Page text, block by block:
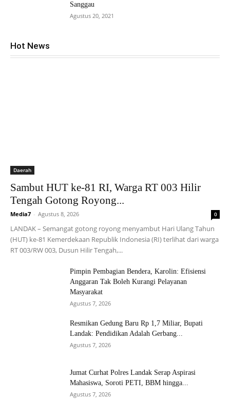
Sanggau
Agustus 20, 2021
Hot News
Daerah
Sambut HUT ke-81 RI, Warga RT 003 Hilir
Tengah Gotong Royong...
Media7 - Agustus 8, 2026 0
LANDAK – Semangat gotong royong menyambut Hari Ulang Tahun
(HUT) ke-81 Kemerdekaan Republik Indonesia (RI) terlihat dari warga
RT 003/RW 003, Dusun Hilir Tengah,...
Pimpin Pembagian Bendera, Karolin: Efisiensi
Anggaran Tak Boleh Kurangi Pelayanan
Masyarakat
Agustus 7, 2026
Resmikan Gedung Baru Rp 1,7 Miliar, Bupati
Landak: Pendidikan Adalah Gerbang...
Agustus 7, 2026
Jumat Curhat Polres Landak Serap Aspirasi
Mahasiswa, Soroti PETI, BBM hingga...
Agustus 7, 2026